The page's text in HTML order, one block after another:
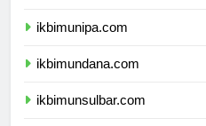
ikbimunipa.com
ikbimundana.com
ikbimunsulbar.com